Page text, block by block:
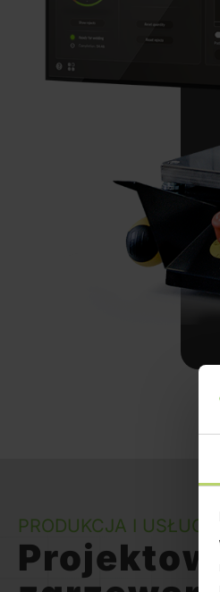
PRODUKCJA I USŁUGI​